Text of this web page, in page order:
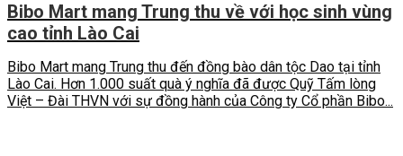
Bibo Mart mang Trung thu về với học sinh vùng
cao tỉnh Lào Cai
Bibo Mart mang Trung thu đến đồng bào dân tộc Dao tại tỉnh
Lào Cai. Hơn 1.000 suất quà ý nghĩa đã được Quỹ Tấm lòng
Việt – Đài THVN với sự đồng hành của Công ty Cổ phần Bibo...